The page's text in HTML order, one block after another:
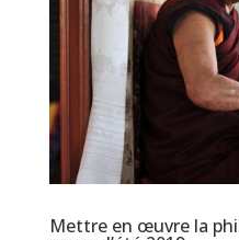
Mettre en œuvre la